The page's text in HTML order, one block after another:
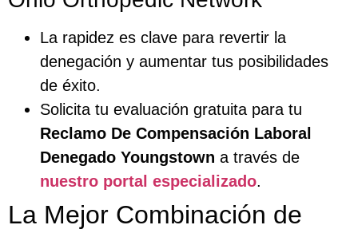
La rapidez es clave para revertir la
denegación y aumentar tus posibilidades
de éxito.
Solicita tu evaluación gratuita para tu
Reclamo De Compensación Laboral
Denegado Youngstown a través de
nuestro portal especializado.
La Mejor Combinación de